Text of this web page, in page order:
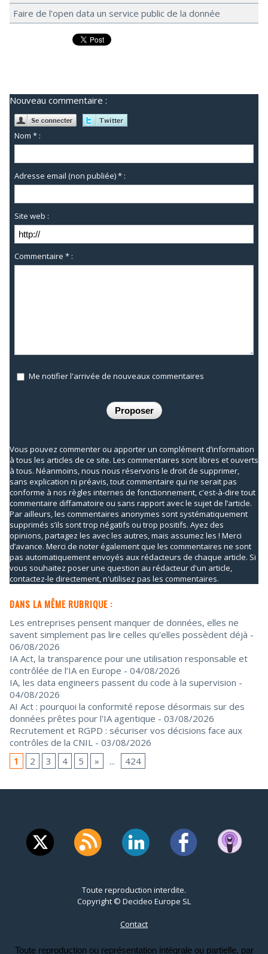
Faire de l’open data un service public de la donnée
Nouveau commentaire :
Nom * :
Adresse email (non publiée) * :
Site web :
Commentaire * :
Me notifier l'arrivée de nouveaux commentaires
Vous pouvez commenter ou apporter un complément d’information
à tous les articles de ce site. Les commentaires sont libres et ouverts
à tous. Néanmoins, nous nous réservons le droit de supprimer,
sans explication ni préavis, tout commentaire qui ne serait pas
conforme à nos règles internes de fonctionnement, c'est-à-dire tout
commentaire diffamatoire ou sans rapport avec le sujet de l’article.
Par ailleurs, les commentaires anonymes sont systématiquement
supprimés s’ils sont trop négatifs ou trop positifs. Ayez des
opinions, partagez les avec les autres, mais assumez les ! Merci
d’avance. Merci de noter également que les commentaires ne sont
pas automatiquement envoyés aux rédacteurs de chaque article. Si
vous souhaitez poser une question au rédacteur d'un article,
contactez-le directement, n'utilisez pas les commentaires.
DANS LA MÊME RUBRIQUE :
Les entreprises pensent manquer de données, elles ne
savent simplement pas lire celles qu'elles possèdent déjà -
06/08/2026
IA Act, la transparence pour une utilisation responsable et
contrôlée de l’IA en Europe - 04/08/2026
IA, les data engineers passent du code à la supervision -
04/08/2026
AI Act : pourquoi la conformité repose désormais sur des
données prêtes pour l'IA agentique - 03/08/2026
Recrutement et RGPD : sécuriser vos décisions face aux
contrôles de la CNIL - 03/08/2026
1
2 3 4 5 » ... 424
Toute reproduction interdite.
Copyright © Decideo Europe SL
Contact
Toute reproduction ou représentation intégrale ou partielle, par